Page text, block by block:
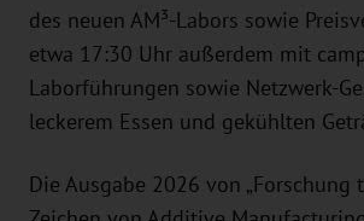
des neuen AM³-Labors sowie
etwa 17:30 Uhr außerdem mit
Laborführungen sowie Netzwerk-
leckerem Essen und gekühlten
Die Ausgabe 2026 von